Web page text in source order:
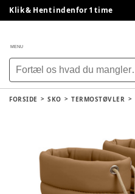
Klik & Hent indenfor 1 time
MENU
FORSIDE SKO TERMOSTØVLER